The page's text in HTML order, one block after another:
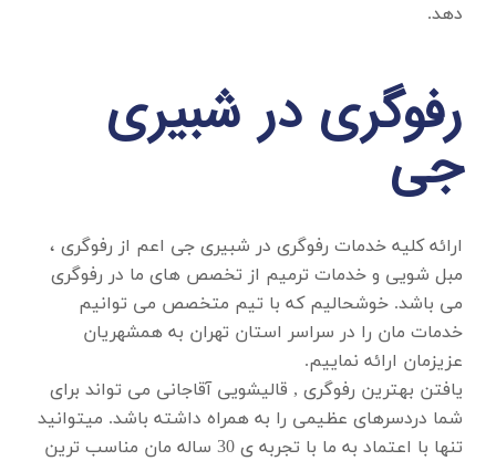
دهد.
رفوگری در شبیری
جی
ارائه کلیه خدمات رفوگری در شبیری جی اعم از رفوگری ،
مبل شویی و خدمات ترمیم از تخصص های ما در رفوگری
می باشد. خوشحالیم که با تیم متخصص می توانیم
خدمات مان را در سراسر استان تهران به همشهریان
عزیزمان ارائه نماییم.
یافتن بهترین رفوگری , قالیشویی آقاجانی می تواند برای
شما دردسرهای عظیمی را به همراه داشته باشد. میتوانید
تنها با اعتماد به ما با تجربه ی 30 ساله مان مناسب ترین